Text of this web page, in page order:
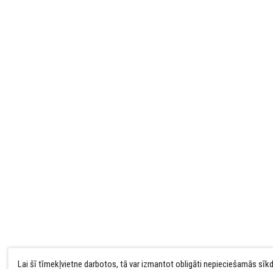
Lai šī tīmekļvietne darbotos, tā var izmantot obligāti nepieciešamās